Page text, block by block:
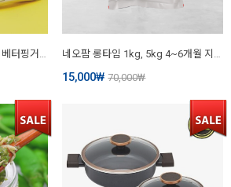
15,000₩ 70,000₩